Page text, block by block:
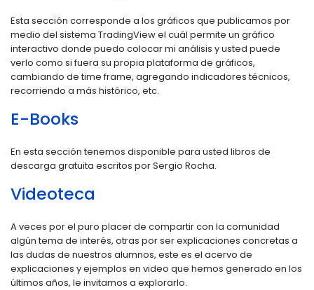
Esta sección corresponde a los gráficos que publicamos por
medio del sistema TradingView el cuál permite un gráfico
interactivo donde puedo colocar mi análisis y usted puede
verlo como si fuera su propia plataforma de gráficos,
cambiando de time frame, agregando indicadores técnicos,
recorriendo a más histórico, etc.
E-Books
En esta sección tenemos disponible para usted libros de
descarga gratuita escritos por Sergio Rocha.
Videoteca
A veces por el puro placer de compartir con la comunidad
algún tema de interés, otras por ser explicaciones concretas a
las dudas de nuestros alumnos, este es el acervo de
explicaciones y ejemplos en video que hemos generado en los
últimos años, le invitamos a explorarlo.